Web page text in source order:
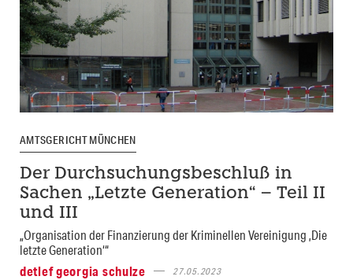
AMTSGERICHT MÜNCHEN
Der Durchsuchungsbeschluß in
Sachen „Letzte Generation“ – Teil II
und III
„Organisation der Finanzierung der Kriminellen Vereinigung ‚Die
letzte Generation‘“
detlef georgia schulze
27.05.2023